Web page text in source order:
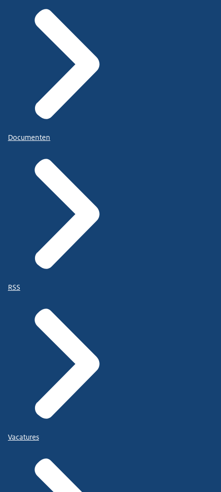
Documenten
RSS
Vacatures